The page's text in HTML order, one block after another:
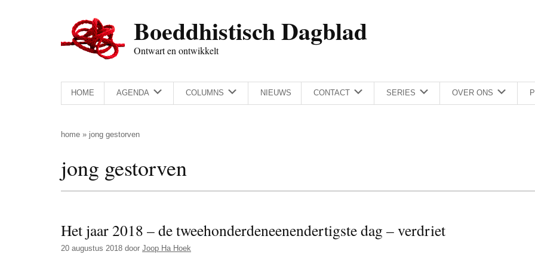
Boeddhistisch Dagblad
Ontwart en ontwikkelt
HOME AGENDA COLUMNS NIEUWS CONTACT SERIES OVER ONS
home » jong gestorven
jong gestorven
Het jaar 2018 – de tweehonderdeneenendertigste dag – verdriet
20 augustus 2018 door Joop Ha Hoek